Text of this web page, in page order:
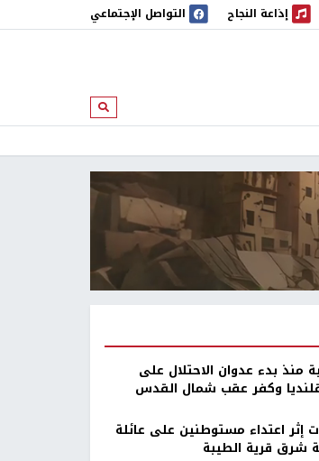
إذاعة النجاح
إذاعة النجاح التواصل الإجتماعي
ابحث
منذ بدء عدوان الاحتلال على
وكفر عقب شمال القدس
إثر اعتداء مستوطنين على عائلة
شرق قرية الطيبة